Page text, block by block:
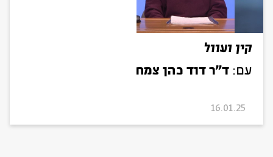
קין ועוול
עם: ד"ר דוד כהן צמח
16.01.25